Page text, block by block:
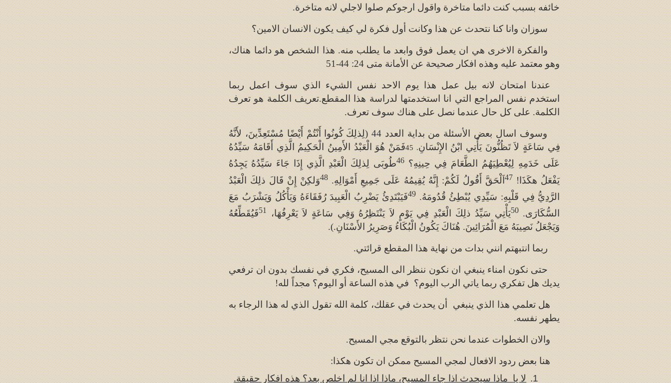
خائفه بسبب كنت دائما متاخرة واقول ارجوكم صلوا لاجلي لانه متاخرة.
سوزان وانا كنا نتحدث عن هذا وكانت أول فكرة لي كيف يكون الانسان الامين؟
والفكرة الاخرى هي ان يعمل فوق وابعد ما يطلب منه. هذا الشخص هو دائما هناك،
وهو معتمد عليه وهذه افكار صحيحة عن الأمانة متى24: 44-51
عندنا امتحان لانه بيل عمل هذا يوم الاحد نفس الشيء الذي سوف اعمل ربما
استخدم نفس المراجع التي انا استخدمتها لدراسة هذا المقطع.تعريف الكلمة هو تعرف
الكلمة. على كل حال عندما نصل على هناك سوف تعرف.
وسوف اسال بعض الأسئلة من بداية العدد 44 (لِذلِكَ كُونُوا أَنْتُمْ أَيْضًا مُسْتَعِدِّينَ، لأَنَّهُ
فِي سَاعَةٍ لاَ تَظُنُّونَ يَأْتِي ابْنُ الإِنْسَانِ. 45
فَمَنْ هُوَ الْعَبْدُ الأَمِينُ الْحَكِيمُ الَّذِي أَقَامَهُ سَيِّدُهُ
عَلَى خَدَمِهِ لِيُعْطِيَهُمُ الطَّعَامَ فِي حِينِهِ؟46طُوبَى لِذلِكَ الْعَبْدِ الَّذِي إِذَا جَاءَ سَيِّدُهُ يَجِدُهُ
يَفْعَلُ هكَذَا!47اَلْحَقَّ أَقُولُ لَكُمْ: إِنَّهُ يُقِيمُهُ عَلَى جَمِيعِ أَمْوَالِهِ.48وَلكِنْ إِنْ قَالَ ذلِكَ الْعَبْدُ
الرَّدِيُّ فِي قَلْبِهِ: سَيِّدِي يُبْطِئُ قُدُومَهُ.49فَيَبْتَدِئُ يَضْرِبُ الْعَبِيدَ رُفَقَاءَهُ وَيَأْكُلُ وَيَشْرَبُ مَعَ
السُّكَارَى.50يَأْتِي سَيِّدُ ذلِكَ الْعَبْدِ فِي يَوْمٍ لاَ يَنْتَظِرُهُ وَفِي سَاعَةٍ لاَ يَعْرِفُهَا،51فَيُقَطِّعُهُ
وَيَجْعَلُ نَصِيبَهُ مَعَ الْمُرَائِينَ. هُنَاكَ يَكُونُ الْبُكَاءُ وَصَرِيرُ الأَسْنَانِ.).
ربما انتبهتم انني بدات من نهاية هذا المقطع قرائتي.
حتى نكون امناء ينبغي ان نكون ننظر الى المسيح، فكري في نفسك بدون ان ترفعي
يديك هل تفكري ربما ياتي الرب اليوم؟ في هذه الساعة أو اليوم؟ مجداً لله!
هل تعلمي هذا الذي ينبغي أن يحدث في عقلك، كلمة الله تقول الذي له هذا الرجاء به
يطهر نفسه.
والان الخطوات عندما نحن نتظر بالتوقع مجي المسيح.
هنا بعض ردود الافعال لمجي المسيح ممكن ان تكون هكذا:
1.
لا ياماذا سيحدث اذا جاء المسيح، ماذا اذا انا لم اخلص بعد؟ هذه افكار حقيقة.